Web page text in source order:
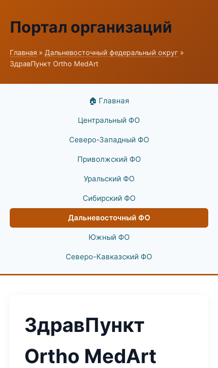
Портал организаций
Главная » Дальневосточный федеральный округ »
ЗдравПункт Ortho MedArt
🏠 Главная
Центральный ФО
Северо-Западный ФО
Приволжский ФО
Уральский ФО
Сибирский ФО
Дальневосточный ФО
Южный ФО
Северо-Кавказский ФО
ЗдравПункт
Ortho MedArt